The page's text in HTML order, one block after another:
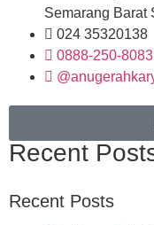
Semarang Barat
024 35320138
0888-250-8083
Recent
Recent Posts